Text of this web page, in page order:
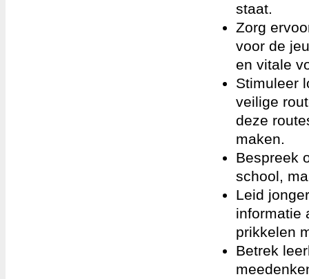
staat.
Zorg
voor de
en vitale
Stimuleer
veilige
deze
maken.
Bespreek
school,
Leid
informatie
prikkelen
Betrek